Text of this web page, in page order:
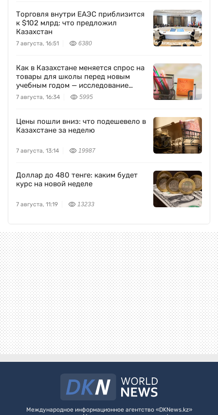
Торговля внутри ЕАЭС приблизится
к $102 млрд: что предложил
Казахстан
7 августа, 16:51 6380
Как в Казахстане меняется спрос на
товары для школы перед новым
учебным годом — исследование
Yandex Ads
7 августа, 16:34 5995
Цены пошли вниз: что подешевело в
Казахстане за неделю
7 августа, 13:14 19987
Доллар до 480 тенге: каким будет
курс на новой неделе
7 августа, 11:19 13233
Международное информационное агентство «DKNews.kz»